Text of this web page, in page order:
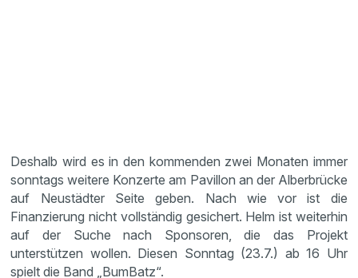
Deshalb wird es in den kommenden zwei Monaten immer
sonntags weitere Konzerte am Pavillon an der Alberbrücke
auf Neustädter Seite geben. Nach wie vor ist die
Finanzierung nicht vollständig gesichert. Helm ist weiterhin
auf der Suche nach Sponsoren, die das Projekt
unterstützen wollen. Diesen Sonntag (23.7.) ab 16 Uhr
spielt die Band „BumBatz“.